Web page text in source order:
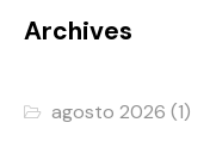
Archives
agosto 2026 (1)